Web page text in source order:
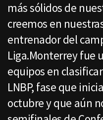
más sólidos de
creemos en
entrenador del
Liga.Monterrey fue
equipos en
LNBP, fase que
octubre y que aún